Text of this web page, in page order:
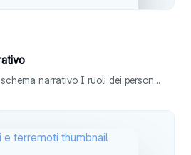
L'ordine degli eventi Lo schema narrativo I ruoli dei personaggi I personaggi I discorsi dei personaggi Spazio e tempo Il narratore Lo stile